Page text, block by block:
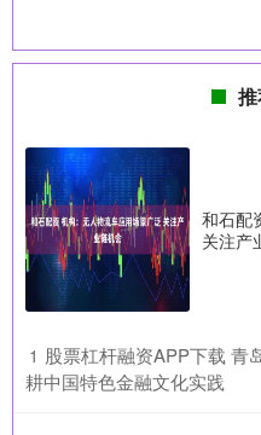
和石配
关注产
1 股票杠杆融资APP下载 青
耕中国特色金融文化实践